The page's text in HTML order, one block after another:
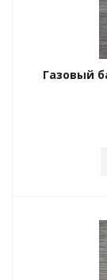
Газовый